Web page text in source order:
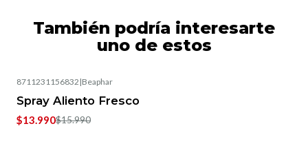
También podría interesarte
uno de estos
8711231156832 |Beaphar
Spray Aliento Fresco
$13.990$15.990